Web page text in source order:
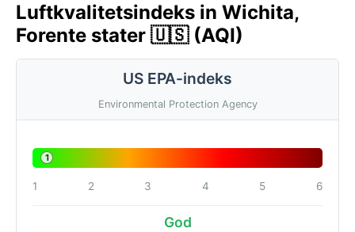
Luftkvalitetsindeks in Wichita,
Forente stater 🇺🇸 (AQI)
US EPA-indeks
Environmental Protection Agency
1
1 2 3 4 5 6
God